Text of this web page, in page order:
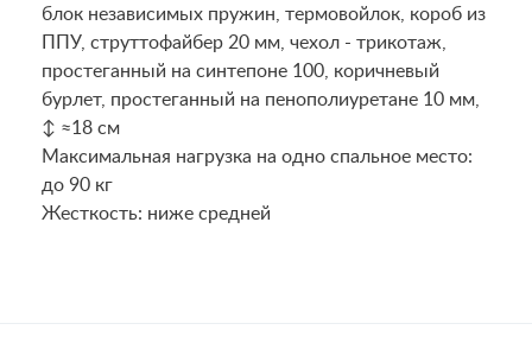
блок независимых пружин, термовойлок, короб из
ППУ, струттофайбер 20 мм, чехол - трикотаж,
простеганный на синтепоне 100, коричневый
бурлет, простеганный на пенополиуретане 10 мм,
↕ ≈18 см
Maксимальная нагрузка на одно спальное место:
до 90 кг
Жесткость: ниже средней